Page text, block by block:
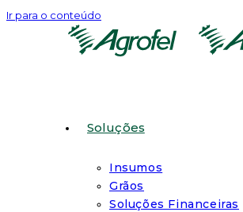
Ir para o conteúdo
Soluções
Insumos
Grãos
Soluções Financeiras